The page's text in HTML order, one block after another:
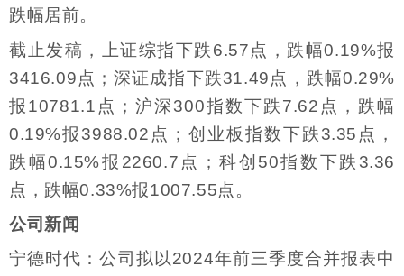
跌幅居前。
截止发稿，上证综指下跌6.57点，跌幅0.19%报
3416.09点；深证成指下跌31.49点，跌幅0.29%
报10781.1点；沪深300指数下跌7.62点，跌幅
0.19%报3988.02点；创业板指数下跌3.35点，
跌幅0.15%报2260.7点；科创50指数下跌3.36
点，跌幅0.33%报1007.55点。
公司新闻
宁德时代：公司拟以2024年前三季度合并报表中